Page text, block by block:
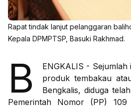
Rapat tindak lanjut pelanggaran
Kepala DPMPTSP, Basuki Rakhmad.
B
ENGKALIS -
produk tembakau
Bengkalis, diduga
Pemerintah Nomor (PP)